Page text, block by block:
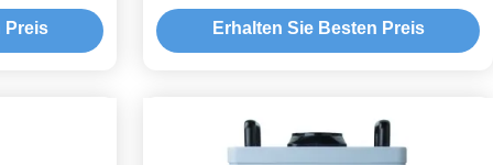
Preis
Drucker
Erhalten Sie Besten Preis